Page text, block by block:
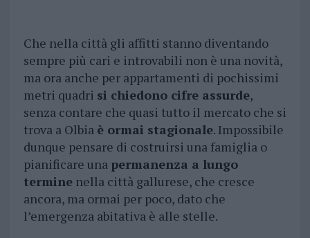
Che nella città gli affitti stanno diventando
sempre più cari e introvabili non è una novità,
ma ora anche per appartamenti di pochissimi
metri quadri si chiedono cifre assurde,
senza contare che quasi tutto il mercato che si
trova a Olbia è ormai stagionale. Impossibile
dunque pensare di costruirsi una famiglia o
pianificare una permanenza a lungo
terminenella città gallurese, che cresce
ancora, ma ormai per poco, dato che
l’emergenza abitativa è alle stelle.